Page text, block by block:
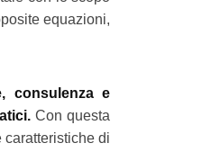
equazioni,
consulenza e
Con questa
di